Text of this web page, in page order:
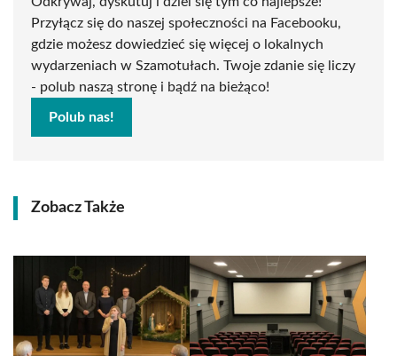
Przyłącz się do naszej społeczności na Facebooku,
gdzie możesz dowiedzieć się więcej o lokalnych
wydarzeniach w Szamotułach. Twoje zdanie się liczy
- polub naszą stronę i bądź na bieżąco!
Polub nas!
Zobacz Także